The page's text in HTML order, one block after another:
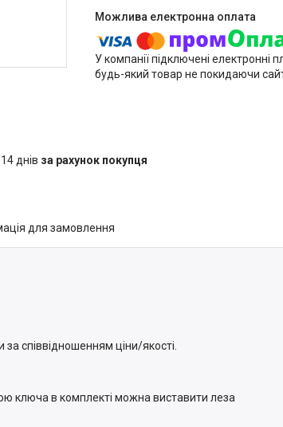
У компанії підключені електронні
будь-який товар не покидаючи
днів за рахунок покупця
для замовлення
співвідношенням ціни/якості.
ключа в комплекті можна виставити леза